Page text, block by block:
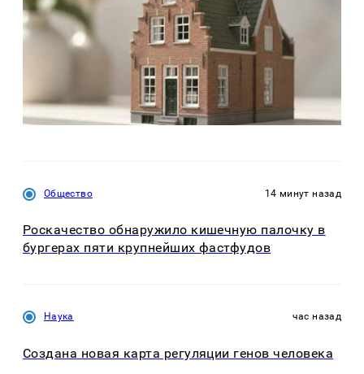
Общество 14 минут назад
Роскачество обнаружило кишечную палочку в
бургерах пяти крупнейших фастфудов
Наука час назад
Создана новая карта регуляции генов человека